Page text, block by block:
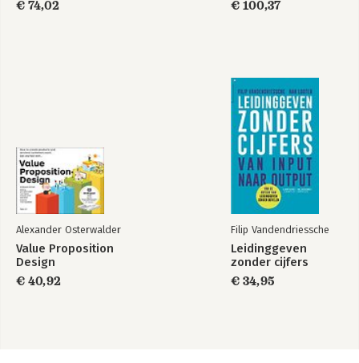
€ 74,02 € 100,37
Alexander Osterwalder
Value Proposition
Design
€ 40,92
Filip Vandendriessche
Leidinggeven
zonder cijfers
€ 34,95